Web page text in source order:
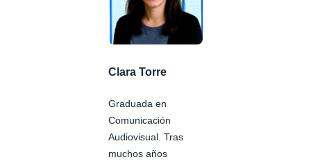
Clara Torre
Graduada en
Comunicación
Audiovisual. Tras
muchos años